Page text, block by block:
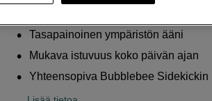
Tasapainoinen ympäristön ääni
Mukava istuvuus koko päivän ajan
Yhteensopiva Bubblebee Sidekickin